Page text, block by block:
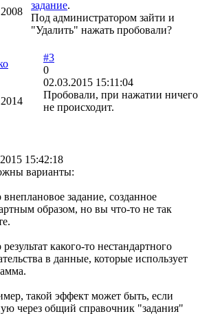
задание.
Под администратором зайти и
"Удалить" нажать пробовали?
#3
0
02.03.2015 15:11:04
Пробовали, при нажатии ничего
не происходит.
15:42:18
варианты:
внеплановое задание, созданное
образом, но вы что-то не так
какого-то нестандартного
в данные, которые использует
такой эффект может быть, если
через общий справочник "задания"